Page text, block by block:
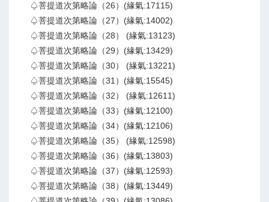
♤菩提道次第略論（26）(緣氣:17115)
♤菩提道次第略論（27）(緣氣:14002)
♤菩提道次第略論（28） (緣氣:13123)
♤菩提道次第略論（29）(緣氣:13429)
♤菩提道次第略論（30） (緣氣:13221)
♤菩提道次第略論（31）(緣氣:15545)
♤菩提道次第略論（32） (緣氣:12611)
♤菩提道次第略論（33）(緣氣:12100)
♤菩提道次第略論（34）(緣氣:12106)
♤菩提道次第略論（35） (緣氣:12598)
♤菩提道次第略論（36）(緣氣:13803)
♤菩提道次第略論（37）(緣氣:12593)
♤菩提道次第略論（38）(緣氣:13449)